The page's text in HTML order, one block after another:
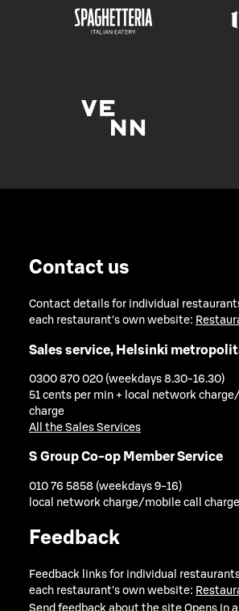
Contact us
Contact details for individual
each restaurant's own website:
Sales service, Helsinki
0300 870 020 (weekdays 8.30-16.30)
51 cents per min + local network
charge
All the Sales Services
S Group Co-op Member Service
010 76 5858 (weekdays 9-16)
local network charge/mobile call charge
Feedback
Feedback links for individual
each restaurant's own website:
Send feedback about the site Opens in